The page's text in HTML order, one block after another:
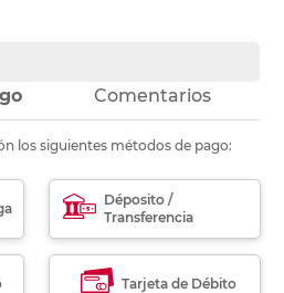
Comentarios
los siguientes métodos de pago:
Déposito /
Transferencia
Tarjeta de Débito